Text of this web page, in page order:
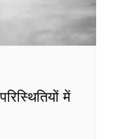
में